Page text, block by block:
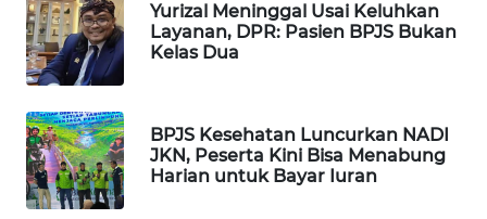
Yurizal Meninggal Usai Keluhkan
Layanan, DPR: Pasien BPJS Bukan
Kelas Dua
BPJS Kesehatan Luncurkan NADI
JKN, Peserta Kini Bisa Menabung
Harian untuk Bayar Iuran
WAHANANEWS
CO ID
WAHANANEWS
NET
WAHANA